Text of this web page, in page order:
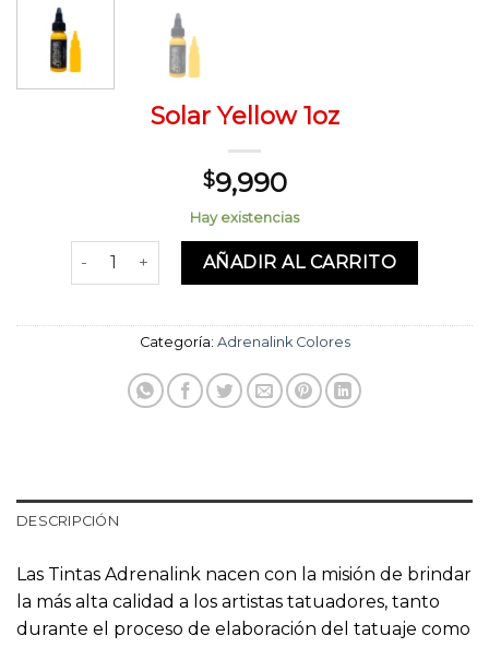
Solar Yellow 1oz
$9,990
Hay existencias
Solar Yellow 1oz cantidadAÑADIR AL CARRITO
Categoría: Adrenalink Colores
DESCRIPCIÓN
Las Tintas Adrenalink nacen con la misión de brindar
la más alta calidad a los artistas tatuadores, tanto
durante el proceso de elaboración del tatuaje como